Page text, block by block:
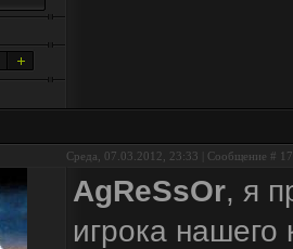
Среда, 07.03.2012, 23:33 | Сообщение # 17
AgReSsOr, я
игрока